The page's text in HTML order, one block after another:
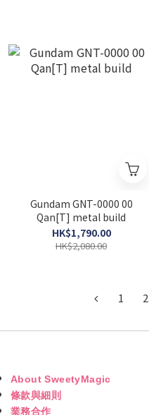
Gundam GNT-0000 00
Qan[T] metal build
HK$1,790.00
HK$2,080.00
1 2
About SweetyMagic
條款與細則
業務合作